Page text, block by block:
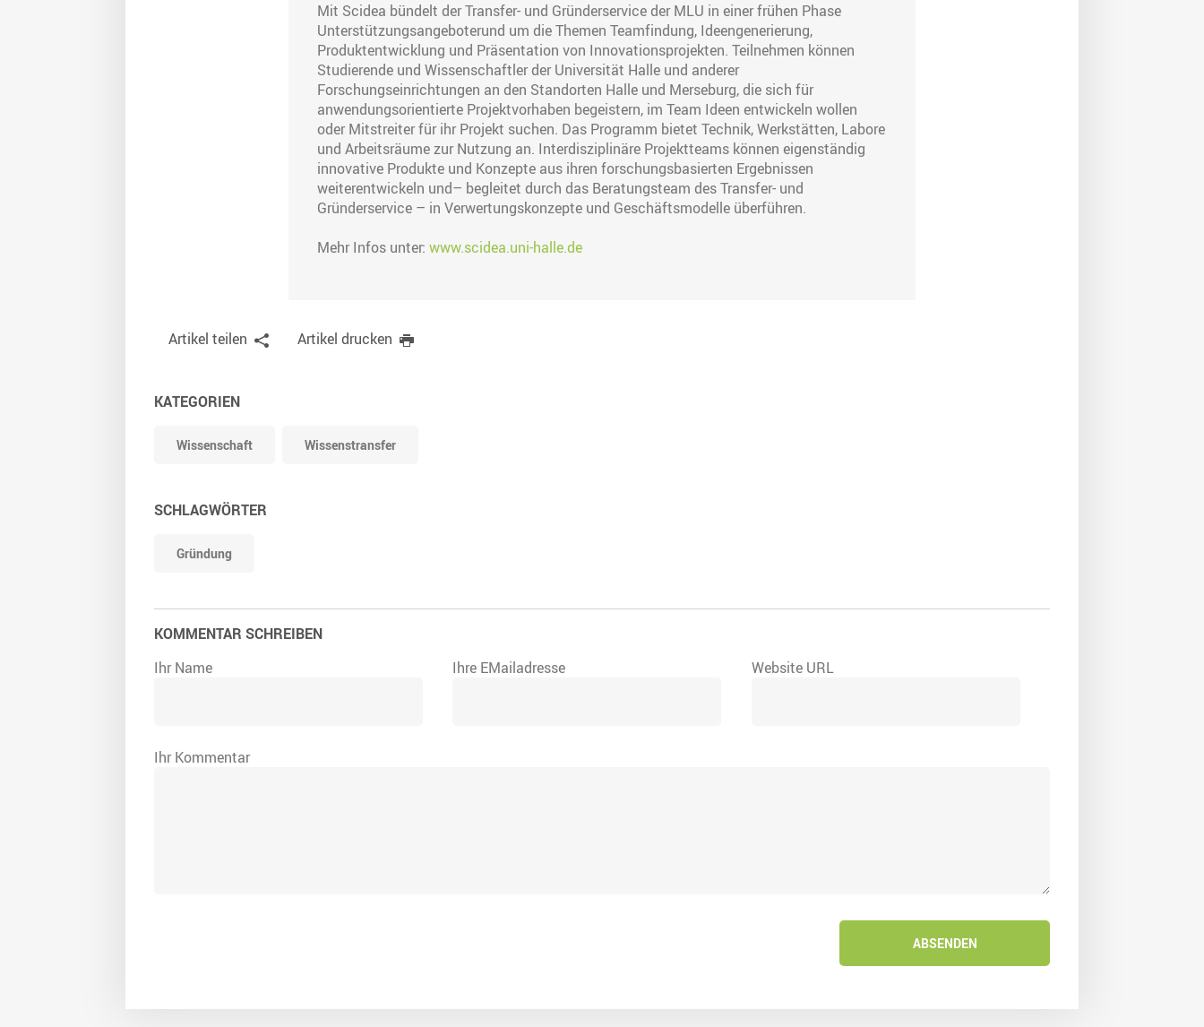
Mit Scidea bündelt der Transfer- und Gründerservice der MLU in einer frühen Phase
Unterstützungsangeboterund um die Themen Teamfindung, Ideengenerierung,
Produktentwicklung und Präsentation von Innovationsprojekten. Teilnehmen können
Studierende und Wissenschaftler der Universität Halle und anderer
Forschungseinrichtungen an den Standorten Halle und Merseburg, die sich für
anwendungsorientierte Projektvorhaben begeistern, im Team Ideen entwickeln wollen
oder Mitstreiter für ihr Projekt suchen. Das Programm bietet Technik, Werkstätten, Labore
und Arbeitsräume zur Nutzung an. Interdisziplinäre Projektteams können eigenständig
innovative Produkte und Konzepte aus ihren forschungsbasierten Ergebnissen
weiterentwickeln und– begleitet durch das Beratungsteam des Transfer- und
Gründerservice – in Verwertungskonzepte und Geschäftsmodelle überführen.
Mehr Infos unter: www.scidea.uni-halle.de
Artikel teilen Artikel drucken
KATEGORIEN
Wissenschaft Wissenstransfer
SCHLAGWÖRTER
Gründung
KOMMENTAR SCHREIBEN
Ihr Name
Ihre EMailadresse Website URL
Ihr Kommentar
ABSENDEN